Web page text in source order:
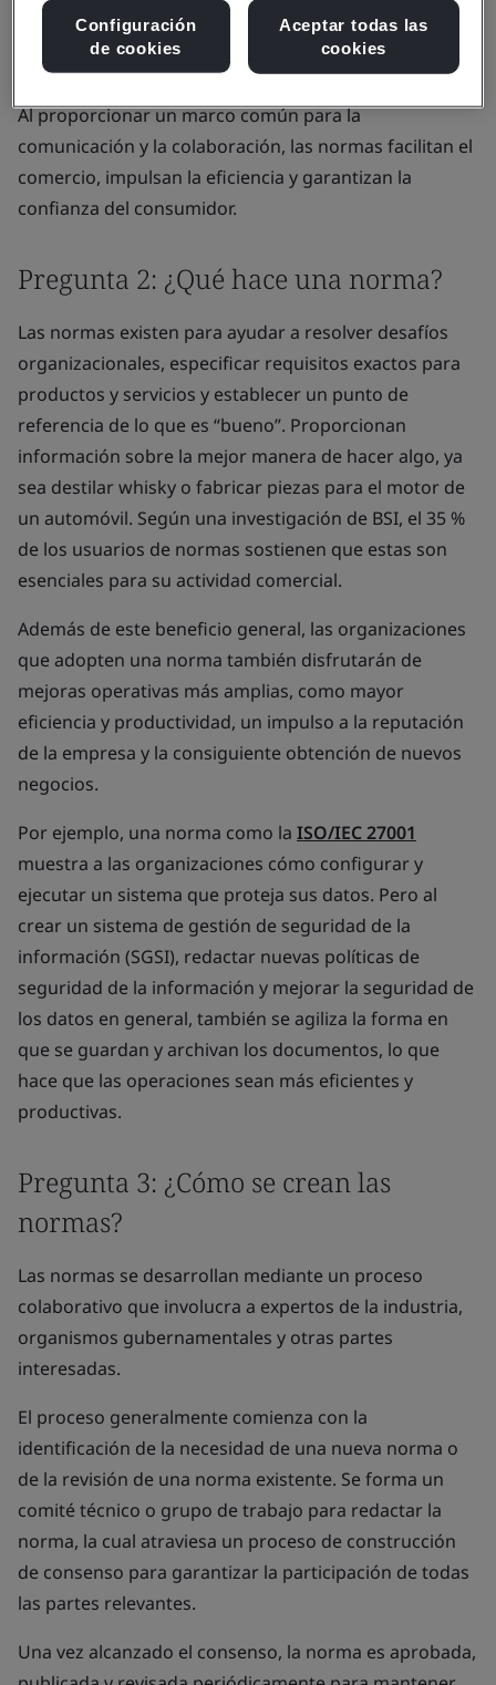
la interoperabilidad, la mejora de la seguridad y el
fomento de la innovación en diversas industrias.
Al proporcionar un marco común para la
comunicación y la colaboración, las normas facilitan el
comercio, impulsan la eficiencia y garantizan la
confianza del consumidor.
Pregunta 2: ¿Qué hace una norma?
Las normas existen para ayudar a resolver desafíos
organizacionales, especificar requisitos exactos para
productos y servicios y establecer un punto de
referencia de lo que es “bueno”. Proporcionan
información sobre la mejor manera de hacer algo, ya
sea destilar whisky o fabricar piezas para el motor de
un automóvil. Según una investigación de BSI, el 35 %
de los usuarios de normas sostienen que estas son
esenciales para su actividad comercial.
Además de este beneficio general, las organizaciones
que adopten una norma también disfrutarán de
mejoras operativas más amplias, como mayor
eficiencia y productividad, un impulso a la reputación
de la empresa y la consiguiente obtención de nuevos
negocios.
Por ejemplo, una norma como la ISO/IEC 27001
muestra a las organizaciones cómo configurar y
ejecutar un sistema que proteja sus datos. Pero al
crear un sistema de gestión de seguridad de la
información (SGSI), redactar nuevas políticas de
seguridad de la información y mejorar la seguridad de
los datos en general, también se agiliza la forma en
que se guardan y archivan los documentos, lo que
hace que las operaciones sean más eficientes y
productivas.
Pregunta 3: ¿Cómo se crean las
normas?
Las normas se desarrollan mediante un proceso
colaborativo que involucra a expertos de la industria,
organismos gubernamentales y otras partes
interesadas.
El proceso generalmente comienza con la
identificación de la necesidad de una nueva norma o
de la revisión de una norma existente. Se forma un
comité técnico o grupo de trabajo para redactar la
norma, la cual atraviesa un proceso de construcción
de consenso para garantizar la participación de todas
las partes relevantes.
Una vez alcanzado el consenso, la norma es aprobada,
Configuración
de cookies
Aceptar todas las
cookies